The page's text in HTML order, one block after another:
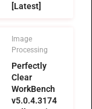
[Latest]
Image
Processing
Perfectly
Clear
WorkBench
v5.0.4.3174